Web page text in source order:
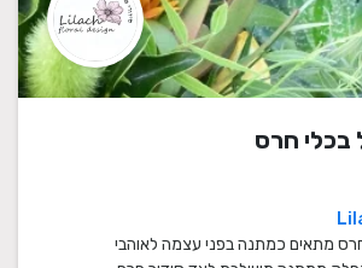
בכלי חרס
מתאים כמתנה בפני עצמה לאוהבי